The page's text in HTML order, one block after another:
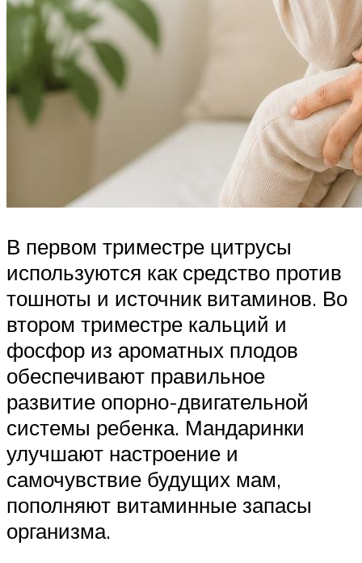
В первом триместре цитрусы
используются как средство против
тошноты и источник витаминов. Во
втором триместре кальций и
фосфор из ароматных плодов
обеспечивают правильное
развитие опорно-двигательной
системы ребенка. Мандаринки
улучшают настроение и
самочувствие будущих мам,
пополняют витаминные запасы
организма.